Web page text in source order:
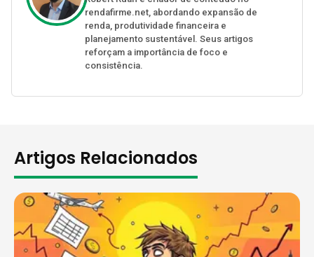
rendafirme.net, abordando expansão de
renda, produtividade financeira e
planejamento sustentável. Seus artigos
reforçam a importância de foco e
consistência.
Artigos Relacionados